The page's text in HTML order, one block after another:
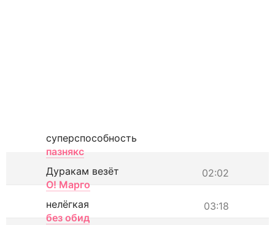
суперспособность
пазнякс
02:02
Дуракам везёт
О! Марго
03:18
нелёгкая
без обид